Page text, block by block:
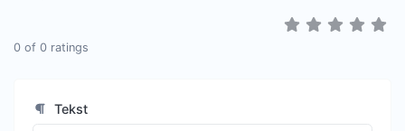
0 of 0 ratings
Tekst